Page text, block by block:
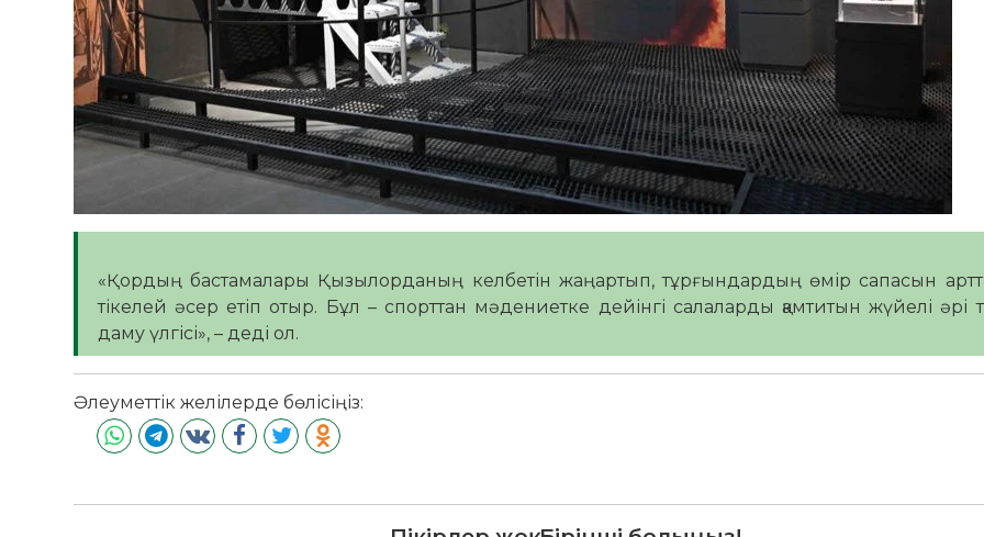
​«Қордың бастамалары Қызылорданың келбетін жаңартып, тұрғындардың өмір сапасын
тікелей әсер етіп отыр. Бұл – спорттан мәдениетке дейінгі салаларды қамтитын жүйелі әрі
даму үлгісі», – деді ол.
Әлеуметтік желілерде бөлісіңіз: